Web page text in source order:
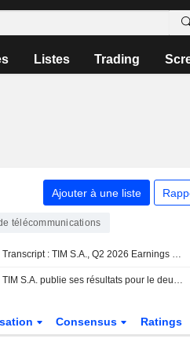
Listes Trading
Ajouter à une liste
télécommunications
Transcript : TIM S.A., Q2 2026 Earnings Call, Jul 28, 2026
TIM S.A. publie ses résultats pour le deuxième trimestre et le premier semestre clos le 30 juin 2026
Consensus Ratings